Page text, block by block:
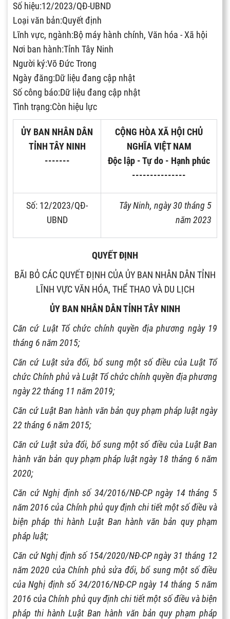
Số hiệu:12/2023/QĐ-UBND
Loại văn bản:Quyết định
Lĩnh vực, ngành:Bộ máy hành chính, Văn hóa - Xã hội
Nơi ban hành:Tỉnh Tây Ninh
Người ký:Võ Đức Trong
Ngày đăng:Dữ liệu đang cập nhật
Số công báo:Dữ liệu đang cập nhật
Tình trạng:Còn hiệu lực
ỦY BAN NHÂN DÂN
TỈNH TÂY NINH
-------
CỘNG HÒA XÃ HỘI CHỦ
NGHĨA VIỆT NAM
Độc lập - Tự do - Hạnh phúc
---------------
Số: 12/2023/QĐ-
UBND
Tây Ninh, ngày 30 tháng 5
năm 2023
QUYẾT ĐỊNH
BÃI BỎ CÁC QUYẾT ĐỊNH CỦA ỦY BAN NHÂN DÂN TỈNH
LĨNH VỰC VĂN HÓA, THỂ THAO VÀ DU LỊCH
ỦY BAN NHÂN DÂN TỈNH TÂY NINH
Căn cứ Luật Tổ chức chính quyền địa phương ngày 19
tháng 6 năm 2015;
Căn cứ Luật sửa đổi, bổ sung một số điều của Luật Tổ
chức Chính phủ và Luật Tổ chức chính quyền địa phương
ngày 22 tháng 11 năm 2019;
Căn cứ Luật Ban hành văn bản quy phạm pháp luật ngày
22 tháng 6 năm 2015;
Căn cứ Luật sửa đổi, bổ sung một số điều của Luật Ban
hành văn bản quy phạm pháp luật ngày 18 tháng 6 năm
2020;
Căn cứ Nghị định số 34/2016/NĐ-CP ngày 14 tháng 5
năm 2016 của Chính phủ quy định chi tiết một số điều và
biện pháp thi hành Luật Ban hành văn bản quy phạm
pháp luật;
Căn cứ Nghị định số 154/2020/NĐ-CP ngày 31 tháng 12
năm 2020 của Chính phủ sửa đổi, bổ sung một số điều
của Nghị định số 34/2016/NĐ-CP ngày 14 tháng 5 năm
2016 của Chính phủ quy định chi tiết một số điều và biện
pháp thi hành Luật Ban hành văn bản quy phạm pháp